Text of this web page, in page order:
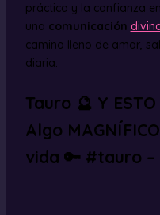
práctica y la confianza
una comunicación
camino lleno de amor,
diaria.
Tauro 🔮 Y
Algo
vida 🔑 #tauro –